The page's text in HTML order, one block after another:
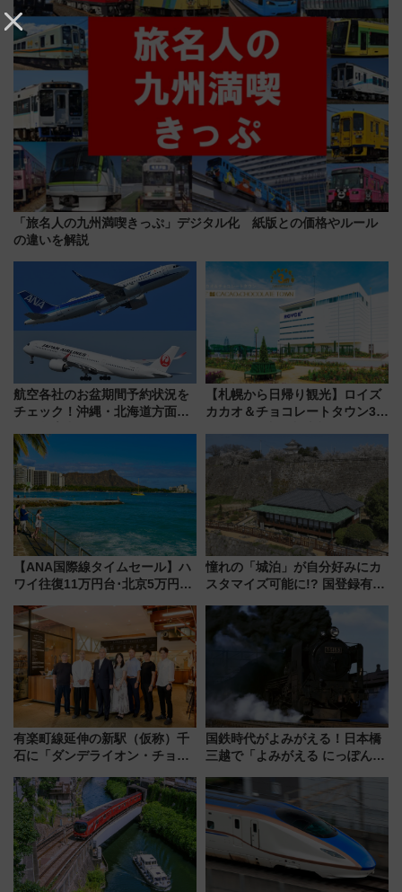
「旅名人の九州満喫きっぷ」デジタル化 紙版との価格やルール
の違いを解説
航空各社のお盆期間予約状況を
チェック！沖縄・北海道方面は
日は？
【札幌から日帰り観光】ロイズ
カカオ＆チョコレートタウン3周
詰め放題を開催、ロイズタウン
駅からのアクセスも
【ANA国際線タイムセール】ハ
ワイ往復11万円台･北京5万円台
来春のGW旅行まで狙える激ア
ツ路線まとめ（8/10まで）
憧れの「城泊」が自分好みにカ
スタマイズ可能に!? 国登録有形
にオーダーメイド型の宿泊プラ
ンが誕生！
有楽町線延伸の新駅（仮称）千
石に「ダンデライオン・チョコ
1億円出資で挑む新時代のまちづ
くりとは？
国鉄時代がよみがえる！日本橋
三越で「よみがえる にっぽんの
敬の名作写真も、駅弁フェスも
同時開催！